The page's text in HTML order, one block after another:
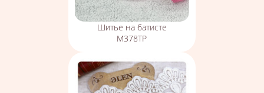
Шитье на батисте
М378ТР